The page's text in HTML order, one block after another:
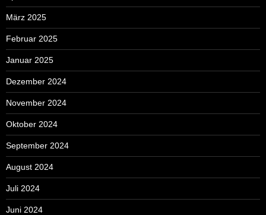
März 2025
Februar 2025
Januar 2025
Dezember 2024
November 2024
Oktober 2024
September 2024
August 2024
Juli 2024
Juni 2024